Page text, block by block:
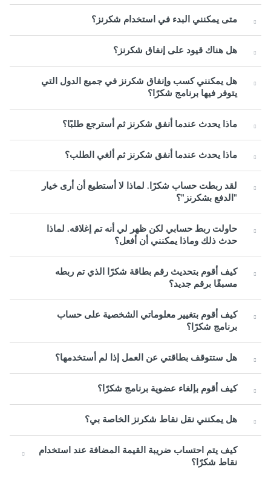
متى يمكنني البدء في استخدام شكرنز؟
هل هناك قيود على إنفاق شكرنز؟
هل يمكنني كسب وإنفاق شكرنز في جميع الدول التي
يتوفر فيها برنامج شكرًا؟
ماذا يحدث عندما أنفق شكرنز ثم أسترجع طلبًا؟
ماذا يحدث عندما أنفق شكرنز ثم ألغي الطلب؟
لقد ربطت حساب شكرًا. لماذا لا أستطيع أن أرى خيار
"الدفع بشكرنز"؟
حاولت ربط حسابي لكن ظهر لي أنه تم إغلاقه. لماذا
حدث ذلك وماذا يمكنني أن أفعل؟
كيف أقوم بتحديث رقم بطاقة شكرًا الذي تم ربطه
مسبقًا برقم جديد؟
كيف أقوم بتغيير معلوماتي الشخصية على حساب
برنامج شكرًا؟
هل ستتوقف بطاقتي عن العمل إذا لم أستخدمها؟
كيف أقوم بإلغاء عضوية برنامج شكرًا؟
هل يمكنني نقل نقاط شكرنز الخاصة بي؟
كيف يتم احتساب ضريبة القيمة المضافة عند استخدام
نقاط شكرًا؟